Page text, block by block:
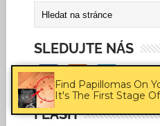
Find Papillomas On
It's The First Stage
SLEDUJTE NÁS
FLASH